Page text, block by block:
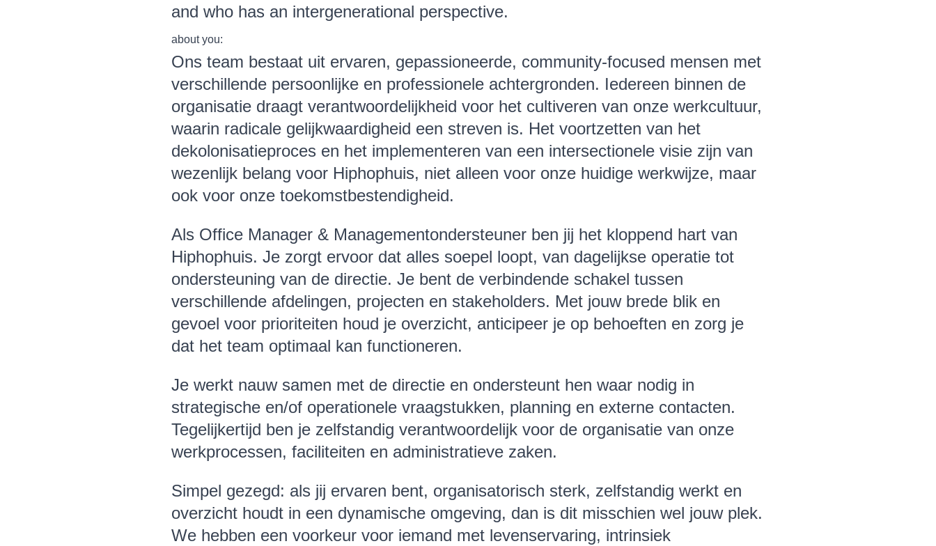
and who has an intergenerational perspective.
about you:
Ons team bestaat uit ervaren, gepassioneerde, community-focused mensen met
verschillende persoonlijke en professionele achtergronden. Iedereen binnen de
organisatie draagt verantwoordelijkheid voor het cultiveren van onze werkcultuur,
waarin radicale gelijkwaardigheid een streven is. Het voortzetten van het
dekolonisatieproces en het implementeren van een intersectionele visie zijn van
wezenlijk belang voor Hiphophuis, niet alleen voor onze huidige werkwijze, maar
ook voor onze toekomstbestendigheid.
Als Office Manager & Managementondersteuner ben jij het kloppend hart van
Hiphophuis. Je zorgt ervoor dat alles soepel loopt, van dagelijkse operatie tot
ondersteuning van de directie. Je bent de verbindende schakel tussen
verschillende afdelingen, projecten en stakeholders. Met jouw brede blik en
gevoel voor prioriteiten houd je overzicht, anticipeer je op behoeften en zorg je
dat het team optimaal kan functioneren.
Je werkt nauw samen met de directie en ondersteunt hen waar nodig in
strategische en/of operationele vraagstukken, planning en externe contacten.
Tegelijkertijd ben je zelfstandig verantwoordelijk voor de organisatie van onze
werkprocessen, faciliteiten en administratieve zaken.
Simpel gezegd: als jij ervaren bent, organisatorisch sterk, zelfstandig werkt en
overzicht houdt in een dynamische omgeving, dan is dit misschien wel jouw plek.
We hebben een voorkeur voor iemand met levenservaring, intrinsiek